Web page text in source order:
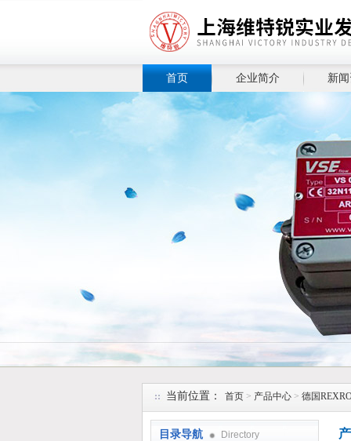
上海维特锐实业发展有限公司
首页 企业简介 新
当前位置： 首页 > 产品中心 > 德国
目录导航 Directory